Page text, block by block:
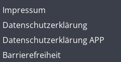
Impressum
Datenschutzerklärung
Datenschutzerklärung APP
Barrierefreiheit